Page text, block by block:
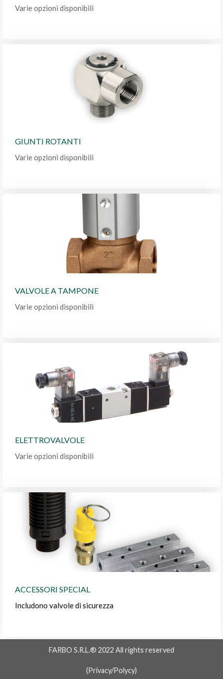
Varie opzioni disponibili
GIUNTI ROTANTI
Varie opzioni disponibili
VALVOLE A TAMPONE
Varie opzioni disponibili
ELETTROVALVOLE
Varie opzioni disponibili
ACCESSORI SPECIAL
Includono valvole di sicurezza
FARBO S.R.L.® 2022 All rights reserved
(Privacy/Polycy)